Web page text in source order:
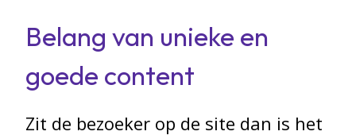
Belang van unieke en
goede content
Zit de bezoeker op de site dan is het